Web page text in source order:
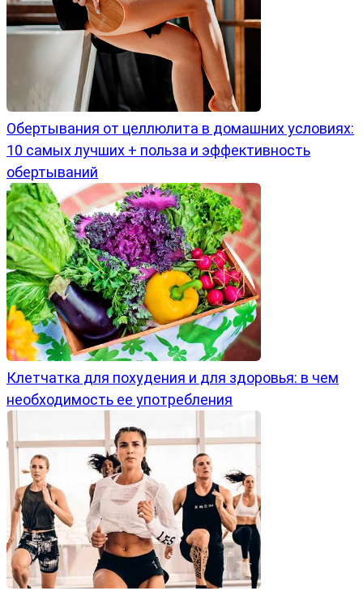
Обертывания от целлюлита в домашних условиях:
10 самых лучших + польза и эффективность
обертываний
Клетчатка для похудения и для здоровья: в чем
необходимость ее употребления